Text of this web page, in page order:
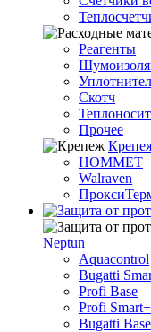
Реагенты
Скотч
Прочее
HOMMET
Walraven
Neptun
Aquacontrol
Bugatti
Profi Base
Profi Smart+
Bugatti Base